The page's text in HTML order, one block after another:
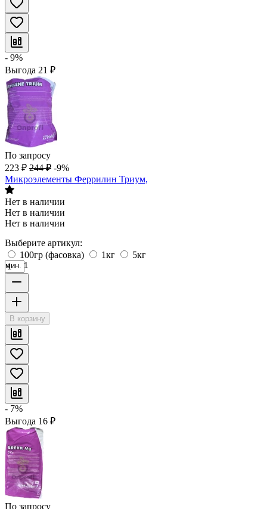
- 9%
Выгода 21 ₽
По запросу
223 ₽ 244 ₽ -9%
Микроэлементы Феррилин Триум,
Нет в наличии
Нет в наличии
Нет в наличии
Выберите артикул:
100гр (фасовка)
1кг 5кг
мин. 1
В корзину
- 7%
Выгода 16 ₽
По запросу